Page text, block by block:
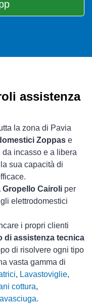
assistenza
la zona di Pavia
Zoppas e
incasso e a libera
sua capacità di
Gropello Cairoli per
elettrodomestici
i propri clienti
di assistenza tecnica
di risolvere ogni tipo
vasta gamma di
, Lavastoviglie,
cottura,
.